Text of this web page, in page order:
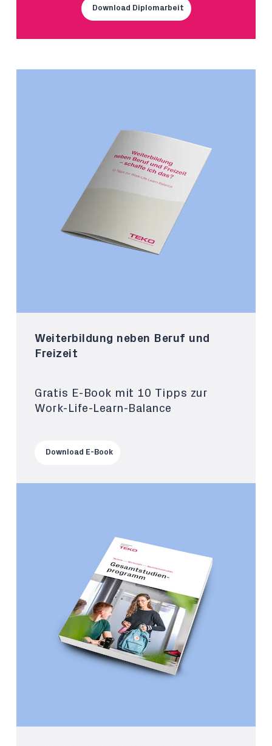
Download Diplomarbeit
Weiterbildung neben Beruf und
Freizeit
Gratis E-Book mit 10 Tipps zur
Work-Life-Learn-Balance
Download E-Book